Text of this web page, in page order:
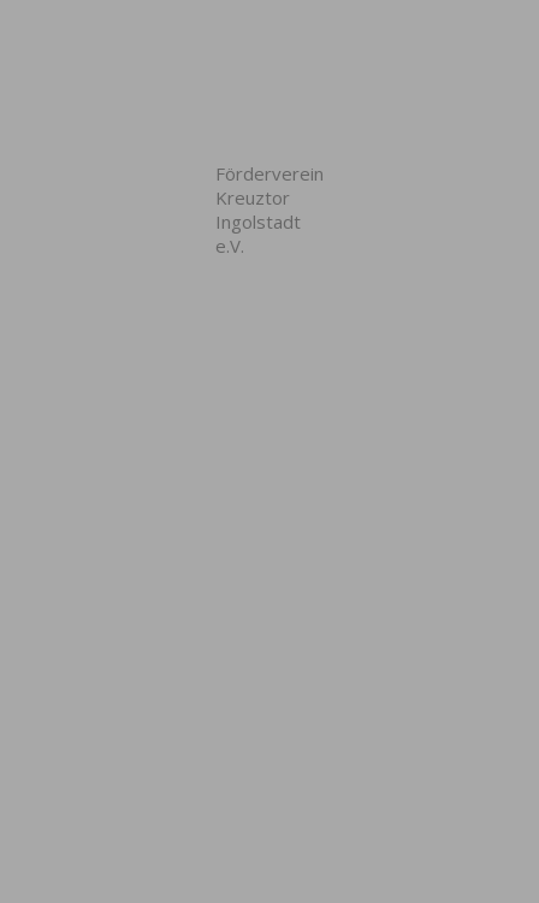
Förderverein
Kreuztor
Ingolstadt
e.V.